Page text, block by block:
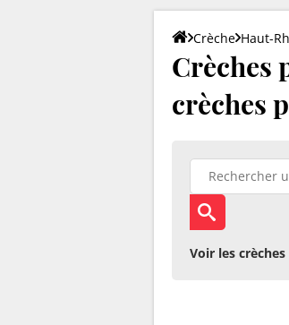
Crèche Haut-
Crèches
crèches
Voir les crèches